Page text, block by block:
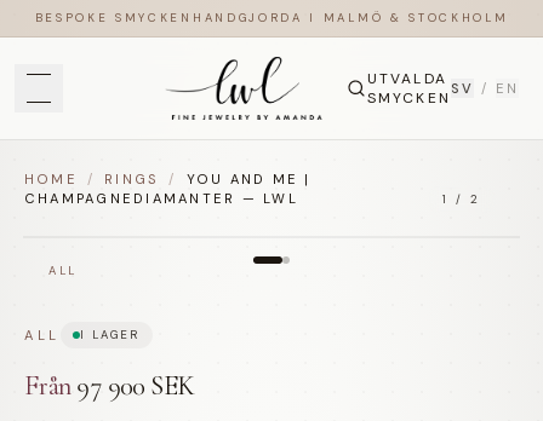
BESPOKE SMYCKEN HANDGJORDA I MALMÖ & STOCKHOLM
UTVALDA
SMYCKEN SV / EN
HOME / RINGS /
YOU AND ME |
CHAMPAGNEDIAMANTER — LWL
ALL
1 / 2
ALL I LAGER
Från97 900 SEK